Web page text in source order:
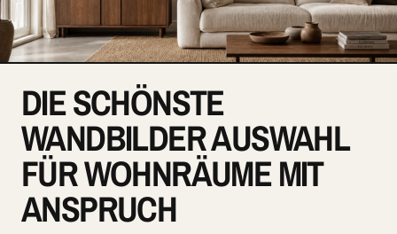
DIE SCHÖNSTE
WANDBILDER AUSWAHL
FÜR WOHNRÄUME MIT
ANSPRUCH